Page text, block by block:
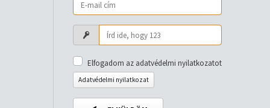
Elfogadom az adatvédelmi nyilatkozatot
Adatvédelmi nyilatkozat